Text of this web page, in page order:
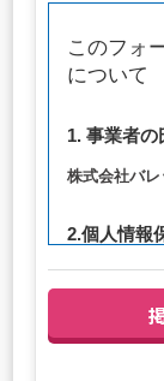
このフォ
について
1. 事業者
株式会社バレ
2.個人情報
連絡先：